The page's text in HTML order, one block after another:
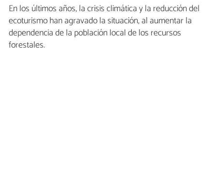
En los últimos años, la crisis climática y la reducción del
ecoturismo han agravado la situación, al aumentar la
dependencia de la población local de los recursos
forestales.